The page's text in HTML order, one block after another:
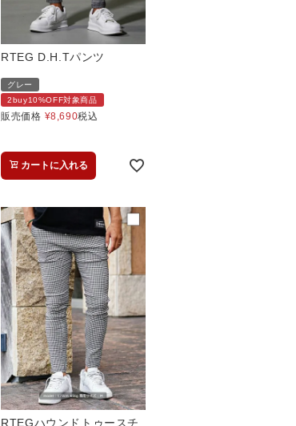
RTEG D.H.Tパンツ
グレー
2buy10%OFF対象商品
販売価格 ¥8,690税込
カートに入れる
RTEGハウンドトゥースチ